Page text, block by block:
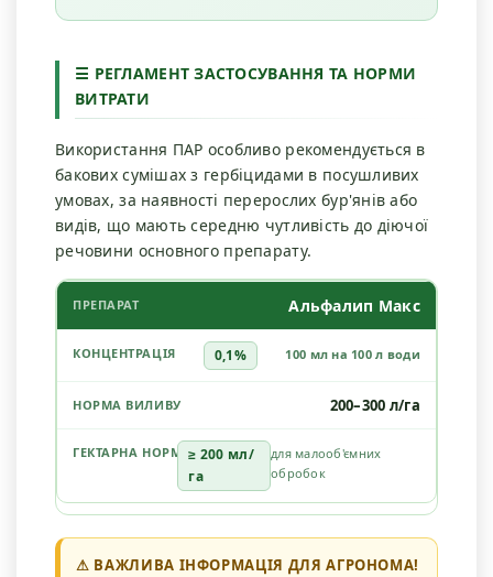
☰ РЕГЛАМЕНТ ЗАСТОСУВАННЯ ТА НОРМИ
ВИТРАТИ
Використання ПАР особливо рекомендується в
бакових сумішах з гербіцидами в посушливих
умовах, за наявності перерослих бур'янів або
видів, що мають середню чутливість до діючої
речовини основного препарату.
Альфалип Макс
0,1% 100 мл на 100 л води
200–300 л/га
≥ 200 мл/
га
для малооб'ємних
обробок
⚠ ВАЖЛИВА ІНФОРМАЦІЯ ДЛЯ АГРОНОМА!